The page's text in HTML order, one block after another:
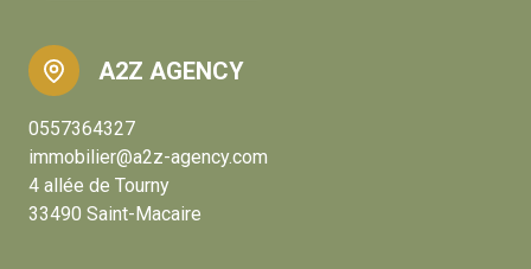
A2Z AGENCY
0557364327
immobilier@a2z-agency.com
4 allée de Tourny
33490 Saint-Macaire